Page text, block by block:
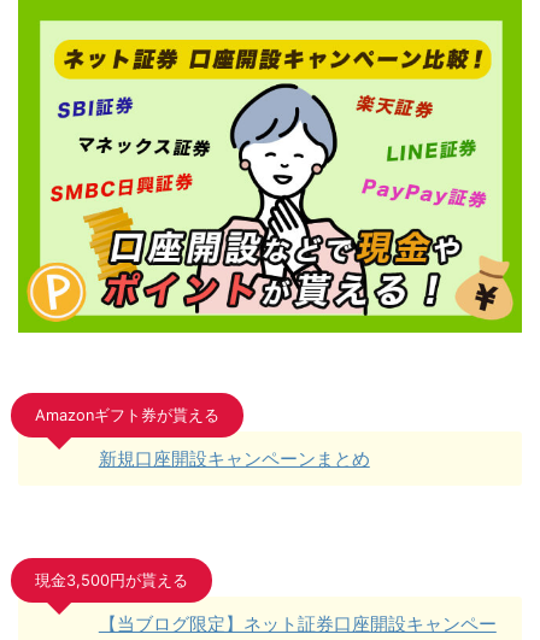
Amazonギフト券が貰える
新規口座開設キャンペーンまとめ
現金3,500円が貰える
【当ブログ限定】ネット証券口座開設キャンペー